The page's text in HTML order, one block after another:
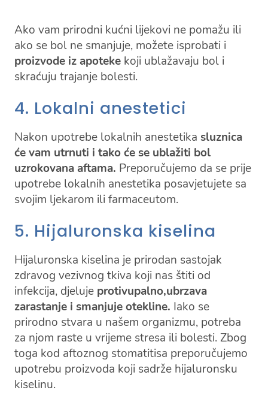
Ako vam prirodni kućni lijekovi ne pomažu ili
ako se bol ne smanjuje, možete isprobati i
proizvode iz apotekekoji ublažavaju bol i
skraćuju trajanje bolesti.
4. Lokalni anestetici
Nakon upotrebe lokalnih anestetika sluznica
će vam utrnuti i tako će se ublažiti bol
uzrokovana aftama. Preporučujemo da se prije
upotrebe lokalnih anestetika posavjetujete sa
svojim ljekarom ili farmaceutom.
5. Hijaluronska kiselina
Hijaluronska kiselina je prirodan sastojak
zdravog vezivnog tkiva koji nas štiti od
infekcija, djeluje protivupalno,ubrzava
zarastanje i smanjuje otekline. Iako se
prirodno stvara u našem organizmu, potreba
za njom raste u vrijeme stresa ili bolesti. Zbog
toga kod aftoznog stomatitisa preporučujemo
upotrebu proizvoda koji sadrže hijaluronsku
kiselinu.